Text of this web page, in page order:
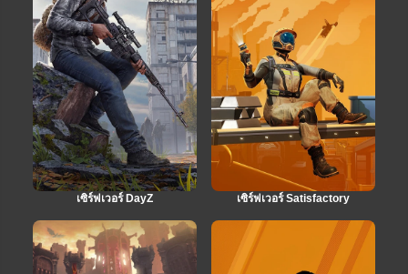
เซิร์ฟเวอร์ DayZ เซิร์ฟเวอร์ Satisfactory